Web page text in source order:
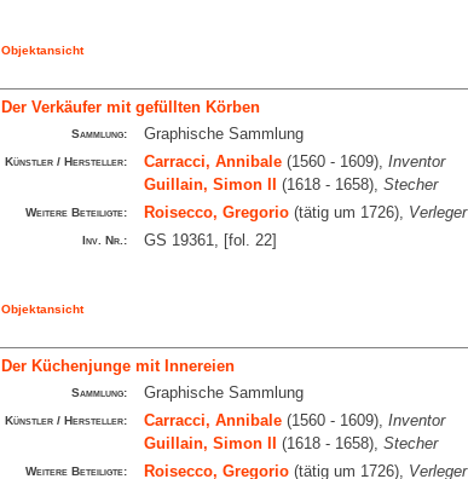
Objektansicht
Der Verkäufer mit gefüllten Körben
Sammlung: Graphische Sammlung
Künstler / Hersteller: Carracci, Annibale(1560 - 1609), Inventor
Guillain, Simon II
(1618 - 1658), Stecher
Weitere Beteiligte: Roisecco, Gregorio(tätig um 1726), Verleger
Inv. Nr.: GS 19361, [fol. 22]
Objektansicht
Der Küchenjunge mit Innereien
Sammlung: Graphische Sammlung
Künstler / Hersteller: Carracci, Annibale(1560 - 1609), Inventor
Guillain, Simon II
(1618 - 1658), Stecher
Weitere Beteiligte: Roisecco, Gregorio(tätig um 1726), Verleger